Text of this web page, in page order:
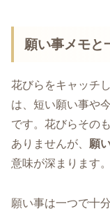
願い事メモと
花びらをキャッチ
は、短い願い事や
です。花びらその
ありませんが、 願
意味が深まります。
願い事は一つで十